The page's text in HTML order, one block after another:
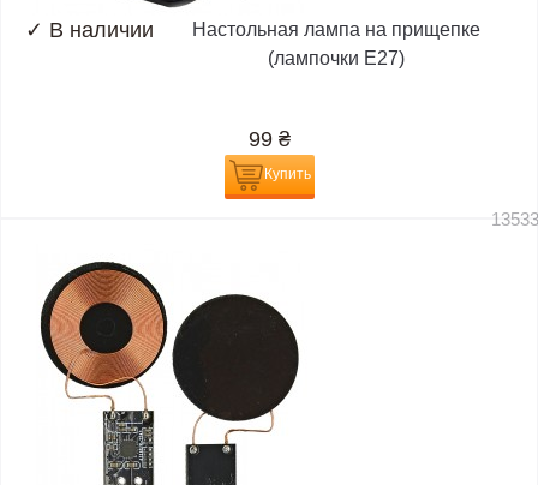
✓ В наличии
Настольная лампа на прищепке
(лампочки E27)
99 ₴
Купить